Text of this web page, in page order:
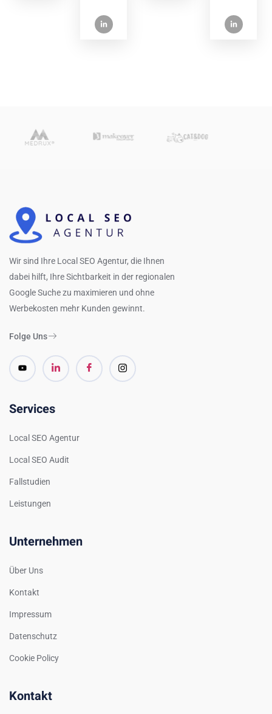
Wir sind Ihre Local SEO Agentur, die Ihnen
dabei hilft, Ihre Sichtbarkeit in der regionalen
Google Suche zu maximieren und ohne
Werbekosten mehr Kunden gewinnt.
Folge Uns
Services
Local SEO Agentur
Local SEO Audit
Fallstudien
Leistungen
Unternehmen
Über Uns
Kontakt
Impressum
Datenschutz
Cookie Policy
Kontakt